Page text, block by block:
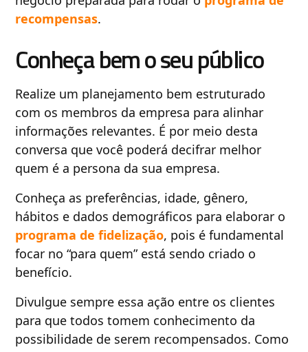
recompensas.
Conheça bem o seu público
Realize um planejamento bem estruturado
com os membros da empresa para alinhar
informações relevantes. É por meio desta
conversa que você poderá decifrar melhor
quem é a persona da sua empresa.
Conheça as preferências, idade, gênero,
hábitos e dados demográficos para elaborar o
programa de fidelização, pois é fundamental
focar no “para quem” está sendo criado o
benefício.
Divulgue sempre essa ação entre os clientes
para que todos tomem conhecimento da
possibilidade de serem recompensados. Como